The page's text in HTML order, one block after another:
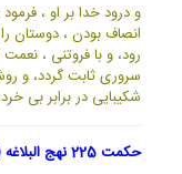
و درود خدا بر او ،
انصاف بودن ، دوستان
رود، و با فروتنى ،
سرورى ثابت گردد، و
شكيبايى در برابر بى
حکمت 225 نهج البلاغه ( حسادت و بیماری )